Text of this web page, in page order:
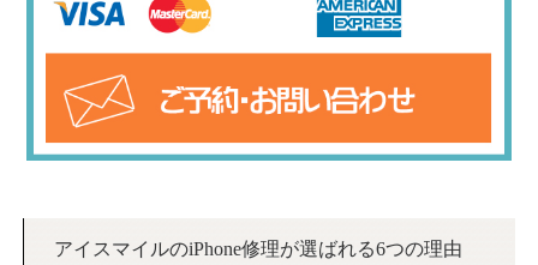
アイスマイルのiPhone修理が選ばれる6つの理由